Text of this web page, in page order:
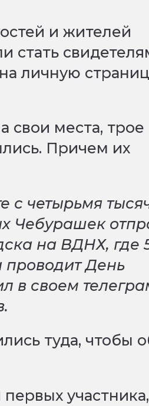
и жителей
стать
личную
свои места, трое
Причем их
с четырьмя
Чебурашек
на ВДНХ, где
проводит День
в своем
туда, чтобы
участника,